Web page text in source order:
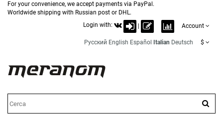
For your convenience, we accept payments via PayPal.
Worldwide shipping with Russian post or DHL.
Login with:
Account
Русский English Español Italian Deutsch $